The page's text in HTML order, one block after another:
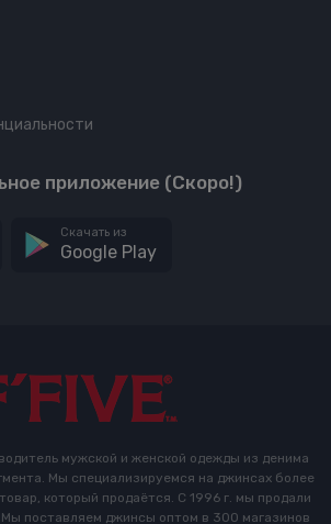
приложение (Скоро!)
Скачать из
Google Play
мужской и женской одежды из денима
Мы специализируемся на джинсах более
который продаётся. С 1996 г. мы продали
поставляем джинсы оптом в 300 магазинов